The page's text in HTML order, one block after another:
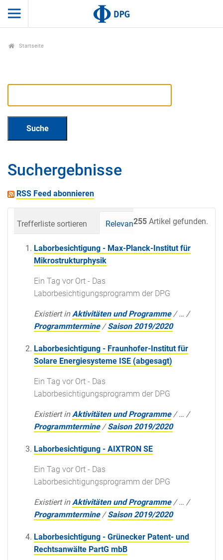
Startseite
Suchergebnisse
RSS Feed abonnieren
255 Artikel gefunden.
Trefferliste sortieren Relevanz Datum
Laborbesichtigung - Max-Planck-Institut für
Mikrostrukturphysik
Ein Tag vor Ort - Das
Laborbesichtigungsprogramm der DPG
Existiert in Aktivitäten und Programme /… /
Programmtermine /Saison 2019/2020
Laborbesichtigung - Fraunhofer-Institut für
Solare Energiesysteme ISE (abgesagt)
Ein Tag vor Ort - Das
Laborbesichtigungsprogramm der DPG
Existiert in Aktivitäten und Programme /… /
Programmtermine /Saison 2019/2020
Laborbesichtigung - AIXTRON SE
Ein Tag vor Ort - Das
Laborbesichtigungsprogramm der DPG
Existiert in Aktivitäten und Programme /… /
Programmtermine /Saison 2019/2020
Laborbesichtigung - Grünecker Patent- und
Rechtsanwälte PartG mbB